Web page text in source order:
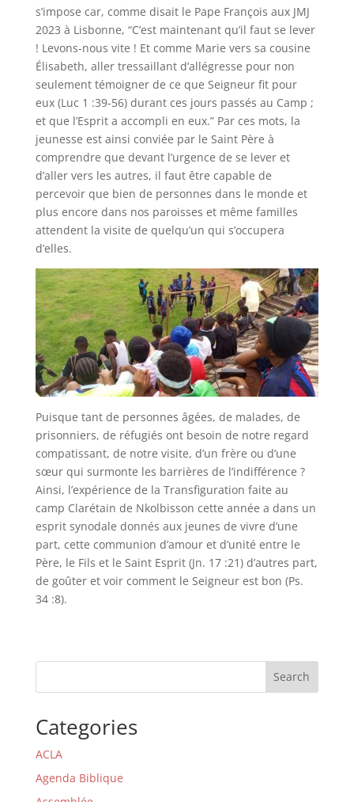
s’impose car, comme disait le Pape François aux JMJ
2023 à Lisbonne, “C’est maintenant qu’il faut se lever
! Levons-nous vite ! Et comme Marie vers sa cousine
Élisabeth, aller tressaillant d’allégresse pour non
seulement témoigner de ce que Seigneur fit pour
eux (Luc 1 :39-56) durant ces jours passés au Camp ;
et que l’Esprit a accompli en eux.” Par ces mots, la
jeunesse est ainsi conviée par le Saint Père à
comprendre que devant l’urgence de se lever et
d’aller vers les autres, il faut être capable de
percevoir que bien de personnes dans le monde et
plus encore dans nos paroisses et même familles
attendent la visite de quelqu’un qui s’occupera
d’elles.
Puisque tant de personnes âgées, de malades, de
prisonniers, de réfugiés ont besoin de notre regard
compatissant, de notre visite, d’un frère ou d’une
sœur qui surmonte les barrières de l’indifférence ?
Ainsi, l’expérience de la Transfiguration faite au
camp Clarétain de Nkolbisson cette année a dans un
esprit synodale donnés aux jeunes de vivre d’une
part, cette communion d’amour et d’unité entre le
Père, le Fils et le Saint Esprit (Jn. 17 :21) d’autres part,
de goûter et voir comment le Seigneur est bon (Ps.
34 :8).
Search
Categories
ACLA
Agenda Biblique